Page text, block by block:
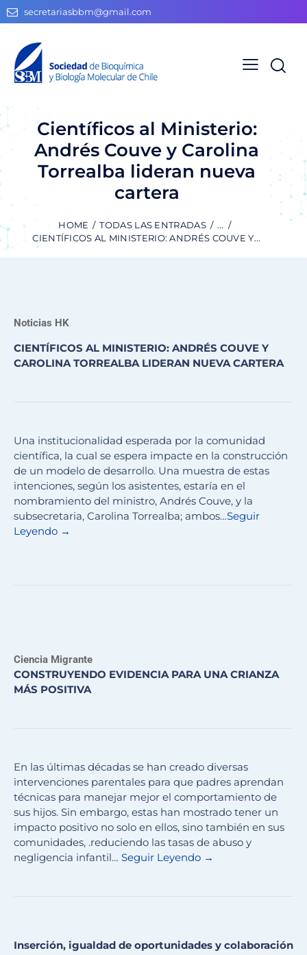
secretariasbbm@gmail.com
Científicos al Ministerio:
Andrés Couve y Carolina
Torrealba lideran nueva
cartera
HOME TODAS LAS ENTRADAS
...
CIENTÍFICOS AL MINISTERIO: ANDRÉS COUVE Y...
Noticias HK
CIENTÍFICOS AL MINISTERIO: ANDRÉS COUVE Y
CAROLINA TORREALBA LIDERAN NUEVA CARTERA
Una institucionalidad esperada por la comunidad
científica, la cual se espera impacte en la construcción
de un modelo de desarrollo. Una muestra de estas
intenciones, según los asistentes, estaría en el
nombramiento del ministro, Andrés Couve, y la
subsecretaria, Carolina Torrealba; ambos…Seguir
Leyendo →
Ciencia Migrante
CONSTRUYENDO EVIDENCIA PARA UNA CRIANZA
MÁS POSITIVA
En las últimas décadas se han creado diversas
intervenciones parentales para que padres aprendan
técnicas para manejar mejor el comportamiento de
sus hijos. Sin embargo, estas han mostrado tener un
impacto positivo no solo en ellos, sino también en sus
comunidades, .reduciendo las tasas de abuso y
negligencia infantil… Seguir Leyendo →
Inserción, igualdad de oportunidades y colaboración